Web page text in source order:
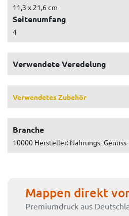
11,3 x 21,6 cm
Seitenumfang
4
Verwendete Veredelung
Verwendetes Zubehör
Branche
10000 Hersteller: Nahrungs-
Mappen direkt
Premiumdruck aus